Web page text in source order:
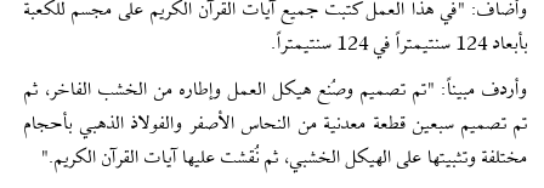
وأضاف: "في هذا العمل كتبت جميع آيات القرآن الكريم على مجسم للكعبة
بأبعاد 124 سنتيمتراً في 124 سنتيمتراً.
وأردف مبيناً: "تم تصميم وصُنع هيكل العمل وإطاره من الخشب الفاخر، ثم
تم تصميم سبعين قطعة معدنية من النحاس الأصفر والفولاذ الذهبي بأحجام
مختلفة وتثبيتها على الهيكل الخشبي، ثم نُقشت عليها آيات القرآن الكريم."